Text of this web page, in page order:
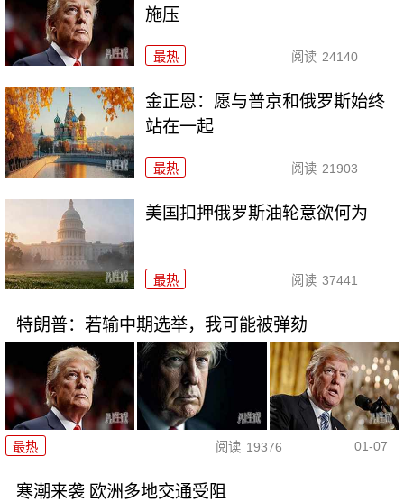
施压
最热 阅读 24140
金正恩：愿与普京和俄罗斯始终
站在一起
最热 阅读 21903
美国扣押俄罗斯油轮意欲何为
最热 阅读 37441
特朗普：若输中期选举，我可能被弹劾
最热 阅读 19376 01-07
寒潮来袭 欧洲多地交通受阻